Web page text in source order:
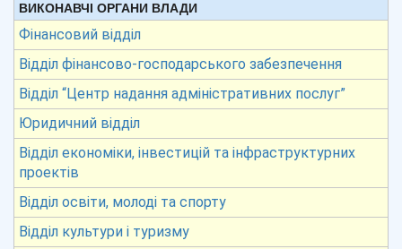
ВИКОНАВЧІ ОРГАНИ ВЛАДИ
Фінансовий відділ
Відділ фінансово-господарського забезпечення
Відділ “Центр надання адміністративних послуг”
Юридичний відділ
Відділ економіки, інвестицій та інфраструктурних
проектів
Відділ освіти, молоді та спорту
Відділ культури і туризму